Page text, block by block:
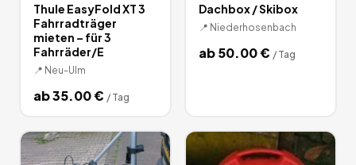
Thule EasyFold XT 3
Fahrradträger
mieten – für 3
Fahrräder/E
📍 Neu-Ulm
ab35.00€ / Tag
Dachbox / Skibox
📍 Niederhosenbach
ab50.00€ / Tag